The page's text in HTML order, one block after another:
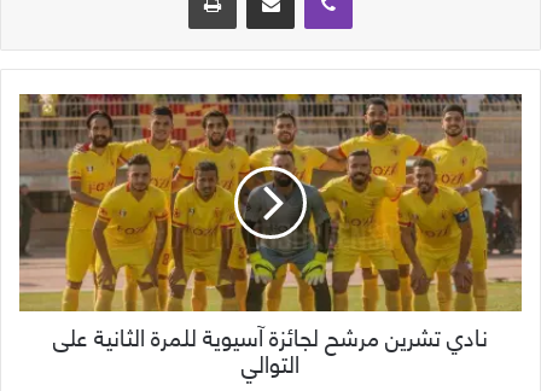
نادي تشرين مرشح لجائزة آسيوية للمرة الثانية على
التوالي